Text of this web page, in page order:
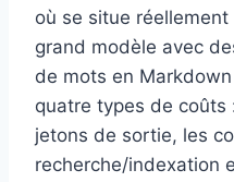
où se situe
grand modèle avec
de mots en
quatre types de coûts
jetons de sortie, les
recherche/indexation